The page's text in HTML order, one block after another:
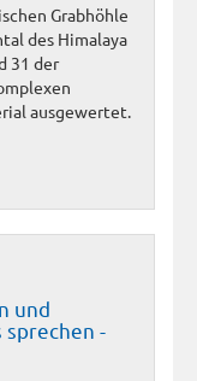
Grabhöhle
des Himalaya
31 der
ausgewertet.
und
sprechen -